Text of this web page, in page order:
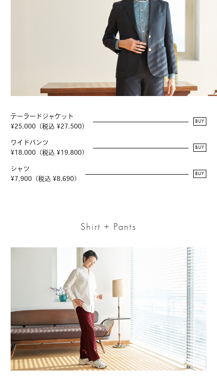
テーラードジャケット
¥25,000（税込 ¥27,500）
BUY
ワイドパンツ
¥18,000（税込 ¥19,800）
BUY
シャツ
¥7,900（税込 ¥8,690）
BUY
Shirt + Pants